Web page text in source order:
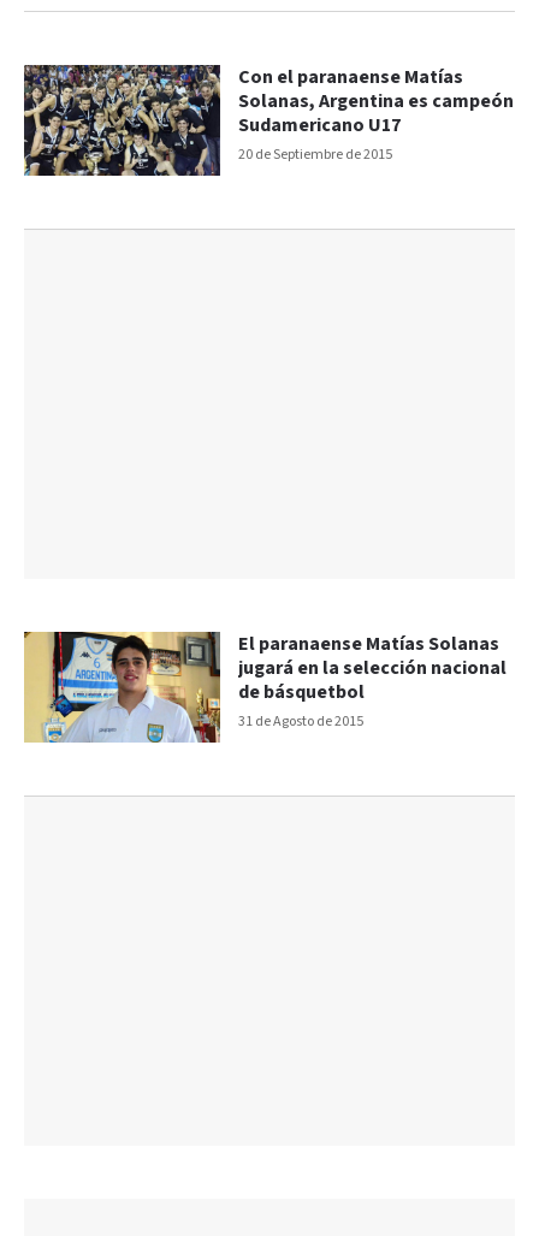
20 de Septiembre de 2015
Con el paranaense Matías
Solanas, Argentina es campeón
Sudamericano U17
31 de Agosto de 2015
El paranaense Matías Solanas
jugará en la selección nacional
de básquetbol